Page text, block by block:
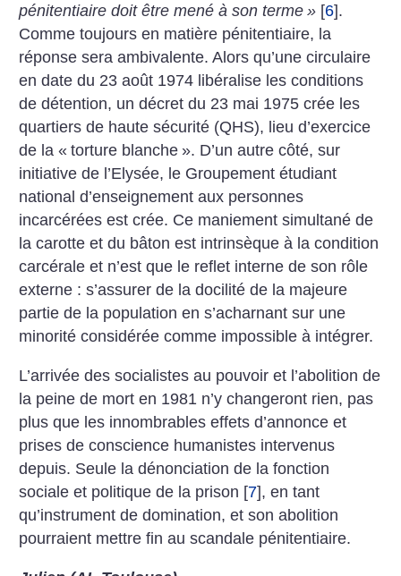
pénitentiaire doit être mené à son terme » [6].
Comme toujours en matière pénitentiaire, la
réponse sera ambivalente. Alors qu’une circulaire
en date du 23 août 1974 libéralise les conditions
de détention, un décret du 23 mai 1975 crée les
quartiers de haute sécurité (QHS), lieu d’exercice
de la « torture blanche ». D’un autre côté, sur
initiative de l’Elysée, le Groupement étudiant
national d’enseignement aux personnes
incarcérées est crée. Ce maniement simultané de
la carotte et du bâton est intrinsèque à la condition
carcérale et n’est que le reflet interne de son rôle
externe : s’assurer de la docilité de la majeure
partie de la population en s’acharnant sur une
minorité considérée comme impossible à intégrer.
L’arrivée des socialistes au pouvoir et l’abolition de
la peine de mort en 1981 n’y changeront rien, pas
plus que les innombrables effets d’annonce et
prises de conscience humanistes intervenus
depuis. Seule la dénonciation de la fonction
sociale et politique de la prison [7], en tant
qu’instrument de domination, et son abolition
pourraient mettre fin au scandale pénitentiaire.